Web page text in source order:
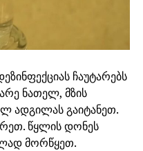
ჩაუტარებს
ნათელ, მზის
ადგილას გაიტანეთ.
წყლის დონეს
მორწყეთ.